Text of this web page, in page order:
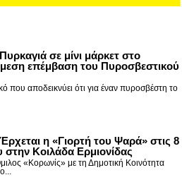
σε μίνι μάρκετ στο
επέμβαση του Πυροσβεστικού
που αποδεικνύει ότι για έναν πυροσβέστη το
η «Γιορτή του Ψαρά» στις 8
Κοιλάδα Ερμιονίδας
«Κορωνίς» με τη Δημοτική Κοινότητα